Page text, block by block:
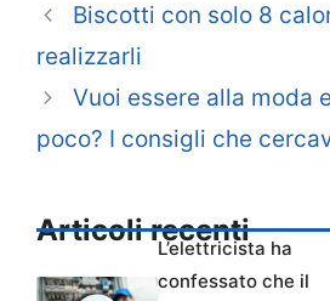
Biscotti con solo 8
realizzarli
Vuoi essere alla moda
poco? I consigli che
Articoli recenti
L’elettricista ha
confessato che il